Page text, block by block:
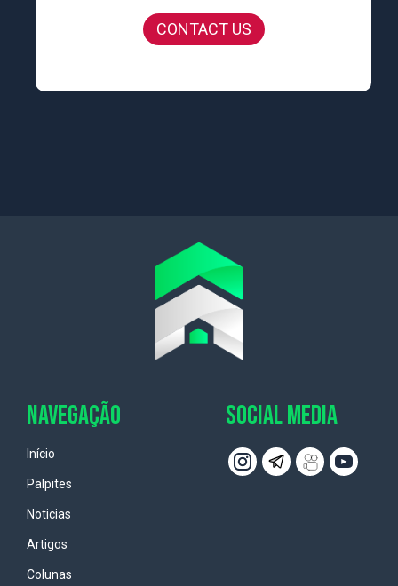
CONTACT US
NAVEGAÇÃO
Início
Palpites
Noticias
Artigos
Colunas
SOCIAL MEDIA